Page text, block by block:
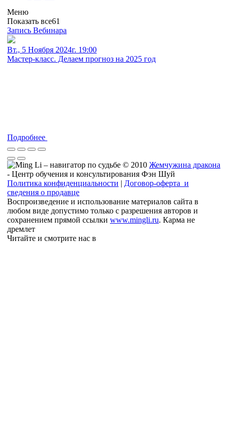
Меню
Показать все61
Запись Вебинара
Вт., 5 Ноября 2024г. 19:00
Мастер-класс. Делаем прогноз на 2025 год
Подробнее
© 2010 Жемчужина дракона
- Центр обучения и консультирования Фэн Шуй
Политика конфиденциальности | Договор-оферта и
сведения о продавце
Воспроизведение и использование материалов сайта в
любом виде допустимо только с разрешения авторов и
сохранением прямой ссылки www.mingli.ru. Карма не
дремлет
Читайте и смотрите нас в